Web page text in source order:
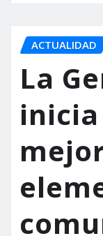
ACTUALIDAD
La